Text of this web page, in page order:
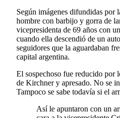
Según imágenes difundidas por
hombre con barbijo y gorra de
vicepresidenta de 69 años con
cuando ella descendió de un
seguidores que la aguardaban
capital argentina.
El sospechoso fue reducido por
de Kirchner y apresado. No se
Tampoco se sabe todavía si el
Así le apuntaron con un